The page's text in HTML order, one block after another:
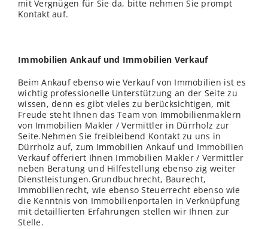
mit Vergnügen für Sie da, bitte nehmen Sie prompt
Kontakt auf.
Immobilien Ankauf und Immobilien Verkauf
Beim Ankauf ebenso wie Verkauf von Immobilien ist es
wichtig professionelle Unterstützung an der Seite zu
wissen, denn es gibt vieles zu berücksichtigen, mit
Freude steht Ihnen das Team von Immobilienmaklern
von Immobilien Makler / Vermittler in Dürrholz zur
Seite.Nehmen Sie freibleibend Kontakt zu uns in
Dürrholz auf, zum Immobilien Ankauf und Immobilien
Verkauf offeriert Ihnen Immobilien Makler / Vermittler
neben Beratung und Hilfestellung ebenso zig weiter
Dienstleistungen.Grundbuchrecht, Baurecht,
Immobilienrecht, wie ebenso Steuerrecht ebenso wie
die Kenntnis von Immobilienportalen in Verknüpfung
mit detaillierten Erfahrungen stellen wir Ihnen zur
Stelle.